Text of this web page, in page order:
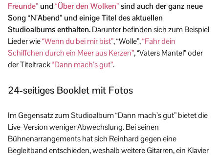
Freunde”und “Über den Wolken”sind auch der ganz neue
Song “N’Abend” und einige Titel des aktuellen
Studioalbums enthalten.Darunter befinden sich zum Beispiel
Lieder wie“Wenn du bei mir bist”, “Wolle”,“Fahr dein
Schiffchen durch ein Meer aus Kerzen”, “Vaters Mantel” oder
der Titeltrack“Dann mach’s gut”.
24-seitiges Booklet mit Fotos
Im Gegensatz zum Studioalbum “Dann mach’s gut” bietet die
Live-Version weniger Abwechslung. Bei seinen
Bühnenarrangements hat sich Reinhard gegen eine
Begleitband entschieden, weshalb weitere Gitarren, ein Klavier